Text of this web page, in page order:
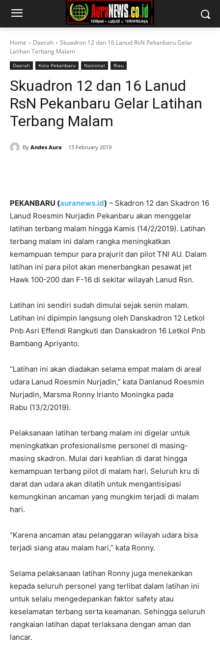
Home Daerah
Skuadron 12 dan 16 Lanud RsN Pekanbaru Gelar
Latihan Terbang Malam
Daerah Kota Pekanbaru Nasional Riau
Skuadron 12 dan 16 Lanud
RsN Pekanbaru Gelar Latihan
Terbang Malam
By Andes Aura 13 February 2019
PEKANBARU (auranews.id) – Skadron 12 dan Skadron 16
Lanud Roesmin Nurjadin Pekanbaru akan menggelar
latihan terbang malam hingga Kamis (14/2/2019). Latihan
terbang malam ini dalam rangka meningkatkan
kemampuan tempur para prajurit dan pilot TNI AU. Dalam
latihan ini para pilot akan menerbangkan pesawat jet
Hawk 100-200 dan F-16 di sekitar wilayah Lanud Rsn.
Latihan ini sendiri sudah dimulai sejak senin malam.
Latihan ini dipimpin langsung oleh Danskadron 12 Letkol
Pnb Asri Effendi Rangkuti dan Danskadron 16 Letkol Pnb
Bambang Apriyanto.
“Latihan ini akan diadakan selama empat malam di areal
udara Lanud Roesmin Nurjadin,” kata Danlanud Roesmin
Nurjadin, Marsma Ronny Irianto Moningka pada
Rabu (13/2/2019).
Pelaksanaan latihan terbang malam ini digelar untuk
meningkatkan profesionalisme personel di masing-
masing skadron. Mulai dari keahlian di darat hingga
kemampuan terbang pilot di malam hari. Seluruh kru di
darat dan udara akan dilatih untuk mengantisipasi
kemungkinan ancaman yang mungkim terjadi di malam
hari.
“Karena ancaman atau pelanggaran wilayah udara bisa
terjadi siang atau malam hari,” kata Ronny.
Selama pelaksanaan latihan Ronny juga menekankan
kepada seluruh personel yang terlibat dalam latihan ini
untuk selalu mengedepankan faktor safety atau
keselamatan terbang serta keamanan. Sehingga seluruh
rangkaian latihan dapat terlaksana dengan aman dan
lancar.